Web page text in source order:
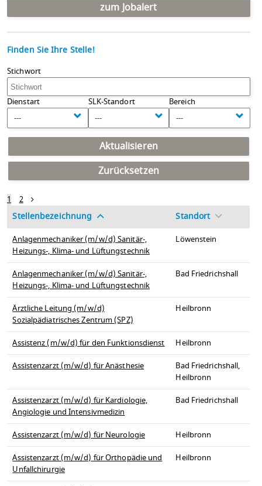
zum Jobalert
Finden Sie Ihre Stelle!
Stichwort
Dienstart
---
SLK-Standort
---
Bereich
---
Aktualisieren
Zurücksetzen
1
2
Stellenbezeichnung
Standort
Anlagenmechaniker (m/w/d) Sanitär-,
Heizungs-, Klima- und Lüftungstechnik
Löwenstein
Anlagenmechaniker (m/w/d) Sanitär-,
Heizungs-, Klima- und Lüftungstechnik
Bad Friedrichshall
Ärztliche Leitung (m/w/d)
Sozialpädiatrisches Zentrum (SPZ)
Heilbronn
Assistenz (m/w/d) für den Funktionsdienst
Heilbronn
Assistenzarzt (m/w/d) für Anästhesie
Bad Friedrichshall,
Heilbronn
Assistenzarzt (m/w/d) für Kardiologie,
Angiologie und Intensivmedizin
Bad Friedrichshall
Assistenzarzt (m/w/d) für Neurologie
Heilbronn
Assistenzarzt (m/w/d) für Orthopädie und
Unfallchirurgie
Heilbronn